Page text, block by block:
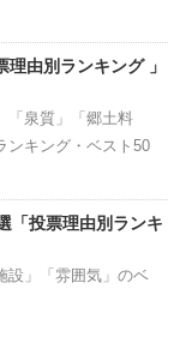
由別ランキング 」
「泉質」「郷土料
ンキング・ベスト50
「投票理由別ランキ
設」「雰囲気」のベ